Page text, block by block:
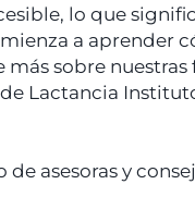
lo que
a aprender
sobre
de Lactancia
asesoras y